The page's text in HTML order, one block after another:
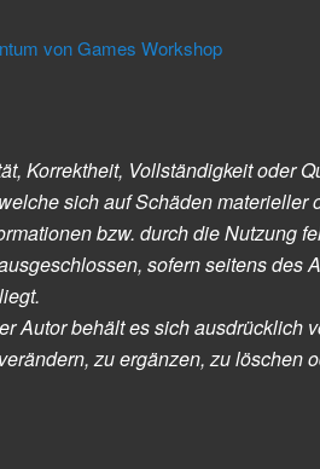
von Games Workshop
Korrektheit, Vollständigkeit oder
sich auf Schäden
bzw. durch die Nutzung
sofern seitens des
Autor behält es sich ausdrücklich
zu ergänzen, zu löschen